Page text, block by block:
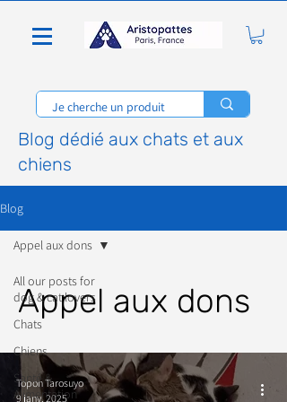
Blog dédié aux chats et aux
chiens
Blog
All our posts for
dog & cat lovers
Chats
Chiens
Santé &
Alimentation
Appel aux dons
Appel aux dons
Topon Tarosuyo
9 janv. 2025